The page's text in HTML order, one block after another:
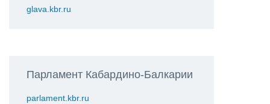
glava.kbr.ru
Парламент Кабардино-Балкарии
parlament.kbr.ru